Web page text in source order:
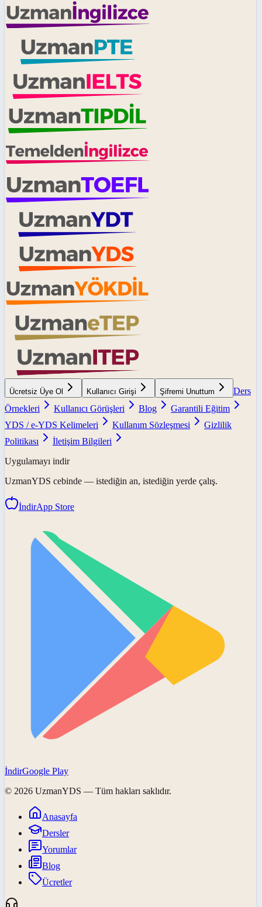
Ücretsiz Üye Ol Kullanıcı Girişi Şifremi Unuttum
Ders
Örnekleri
Kullanıcı Görüşleri Blog
Garantili Eğitim
YDS / e-YDS Kelimeleri
Kullanım Sözleşmesi
Gizlilik
Politikası
İletişim Bilgileri
Uygulamayı indir
UzmanYDS cebinde — istediğin an, istediğin yerde çalış.
İndirApp Store
İndirGoogle Play
© 2026 UzmanYDS — Tüm hakları saklıdır.
Anasayfa
Dersler
Yorumlar
Blog
Ücretler